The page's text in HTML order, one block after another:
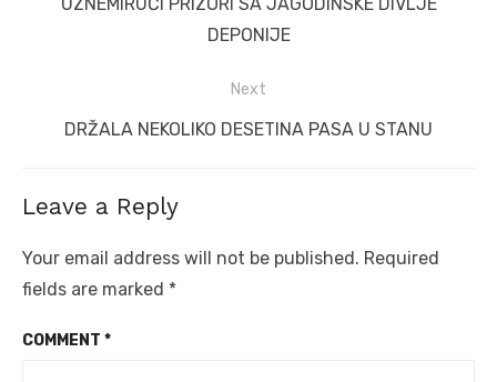
DEPONIJE
Next
Next
DRŽALA NEKOLIKO DESETINA PASA U STANU
Leave a Reply
Your email address will not be published. Required
fields are marked *
COMMENT *